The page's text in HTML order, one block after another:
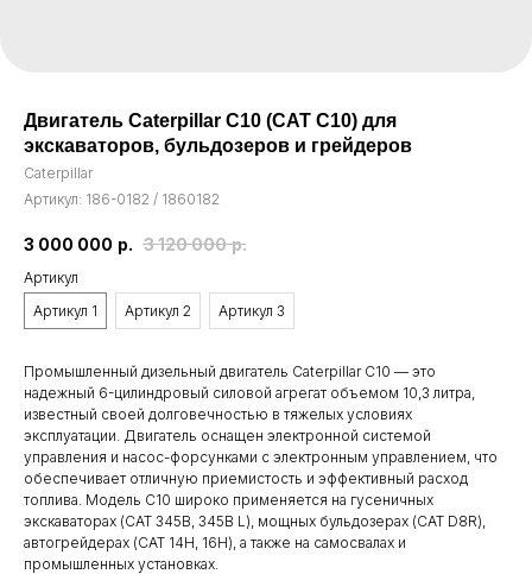
Двигатель Caterpillar C10 (CAT C10) для
экскаваторов, бульдозеров и грейдеров
Caterpillar
Артикул: 186-0182 / 1860182
3 000 000 р. 3 120 000 р.
Артикул
Артикул 1
Артикул 2 Артикул 3
Промышленный дизельный двигатель Caterpillar C10 — это
надежный 6-цилиндровый силовой агрегат объемом 10,3 литра,
известный своей долговечностью в тяжелых условиях
эксплуатации. Двигатель оснащен электронной системой
управления и насос-форсунками с электронным управлением, что
обеспечивает отличную приемистость и эффективный расход
топлива. Модель C10 широко применяется на гусеничных
экскаваторах (CAT 345B, 345B L), мощных бульдозерах (CAT D8R),
автогрейдерах (CAT 14H, 16H), а также на самосвалах и
промышленных установках.